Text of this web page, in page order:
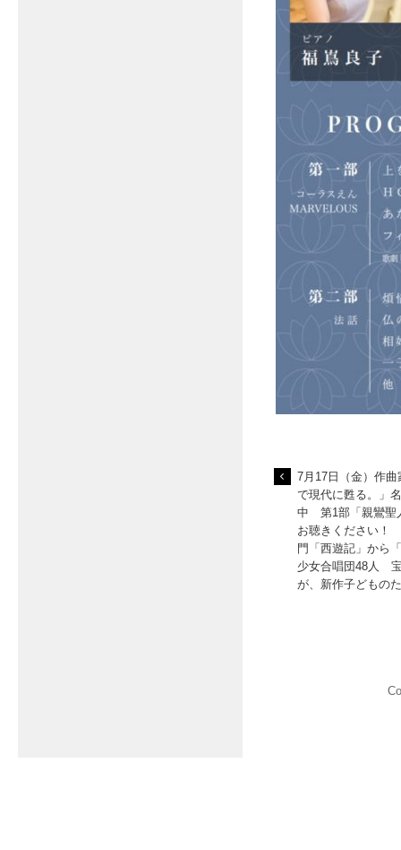
7月17日（金）作
で現代に甦る。」
中 第1部「親鸞聖
お聴きください！
門「西遊記」から
少女合唱団48人
が、新作子どもの